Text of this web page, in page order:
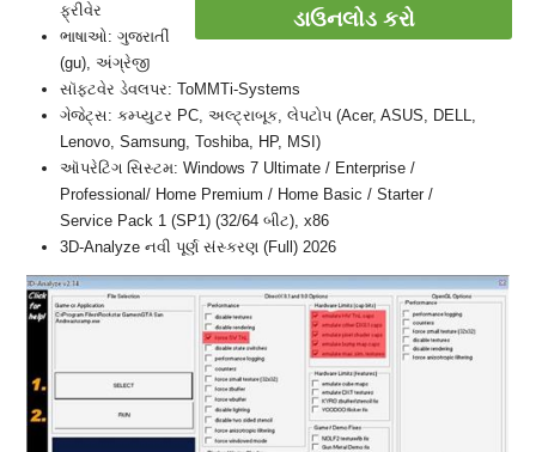
ડાઉનલોડ કરો
ફ્રીવેર
ભાષાઓ: ગુજરાતીં
(gu), અંગ્રેજી
સૉફ્ટવેર ડેવલપર: ToMMTi-Systems
ગેજેટ્સ: કમ્પ્યુટર PC, અલ્ટ્રાબૂક, લેપટોપ (Acer, ASUS, DELL,
Lenovo, Samsung, Toshiba, HP, MSI)
ઑપરેટિંગ સિસ્ટમ: Windows 7 Ultimate / Enterprise /
Professional/ Home Premium / Home Basic / Starter /
Service Pack 1 (SP1) (32/64 બીટ), x86
3D-Analyze નવી પૂર્ણ સંસ્કરણ (Full) 2026